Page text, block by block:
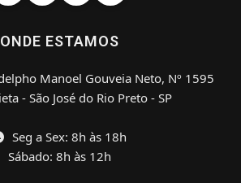
ONDE ESTAMOS
Manoel Gouveia Neto, Nº 1595
- São José do Rio Preto - SP
Seg a Sex: 8h às 18h
Sábado: 8h às 12h